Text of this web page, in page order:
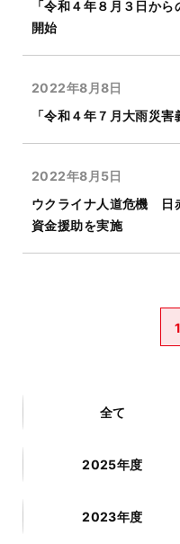
「令和４年８月３日か
開始
2022年8月8日
「令和４年７月大雨災
2022年8月5日
ウクライナ人道危機 日
資金援助を実施
1
全て
2025年度
2023年度